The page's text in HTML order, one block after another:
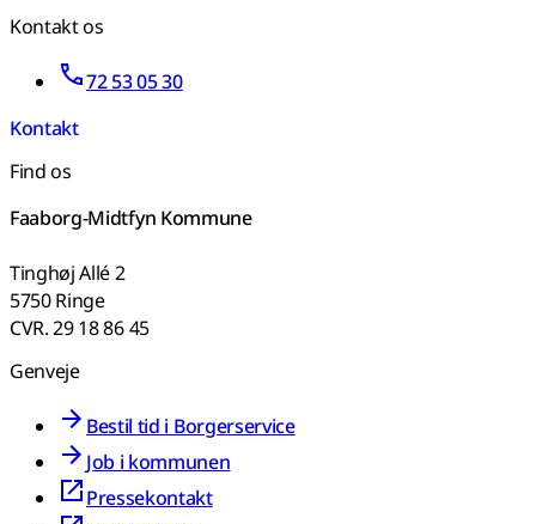
Kontakt os
72 53 05 30
Kontakt
Find os
Faaborg-Midtfyn Kommune
Tinghøj Allé 2
5750 Ringe
CVR. 29 18 86 45
Genveje
Bestil tid i Borgerservice
Job i kommunen
Pressekontakt